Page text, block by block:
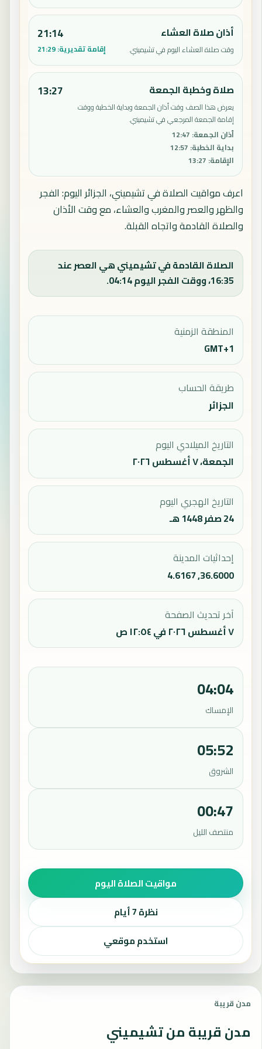
أذان صلاة العشاء
وقت صلاة العشاء اليوم في تشيميني.
21:14
إقامة تقديرية:21:29
صلاة وخطبة الجمعة
يعرض هذا الصف وقت أذان الجمعة وبداية الخطبة ووقت
إقامة الجمعة المرجعي في تشيميني.
أذان الجمعة:
12:47
بداية الخطبة:
12:57
الإقامة:
13:27
13:27
اعرف مواقيت الصلاة في تشيميني، الجزائر اليوم: الفجر
والظهر والعصر والمغرب والعشاء، مع وقت الأذان
والصلاة القادمة واتجاه القبلة.
الصلاة القادمة في تشيميني هي العصر عند
16:35، ووقت الفجر اليوم 04:14.
المنطقة الزمنية
GMT+1
طريقة الحساب
الجزائر
التاريخ الميلادي اليوم
الجمعة، ٧ أغسطس ٢٠٢٦
التاريخ الهجري اليوم
24 صفر 1448 هـ
إحداثيات المدينة
36.6000, 4.6167
آخر تحديث الصفحة
٧ أغسطس ٢٠٢٦ في ١٢:٥٤ ص
04:04
الإمساك
05:52
الشروق
00:47
منتصف الليل
مواقيت الصلاة اليوم
نظرة 7 أيام
استخدم موقعي
مدن قريبة
مدن قريبة من تشيميني